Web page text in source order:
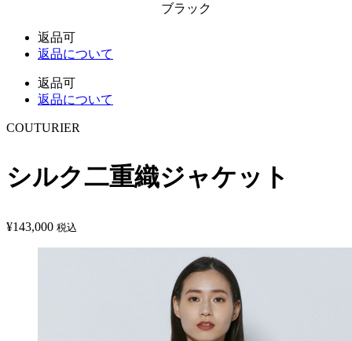
ブラック
返品可
返品について
返品可
返品について
COUTURIER
シルク二重織ジャケット
¥143,000 税込